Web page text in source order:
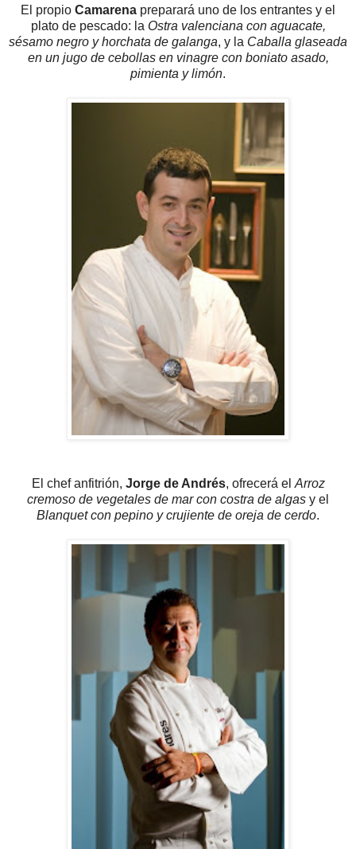
El propio Camarena preparará uno de los entrantes y el
plato de pescado: la Ostra valenciana con aguacate,
sésamo negro y horchata de galanga, y la Caballa glaseada
en un jugo de cebollas en vinagre con boniato asado,
pimienta y limón.
El chef anfitrión, Jorge de Andrés, ofrecerá el Arroz
cremoso de vegetales de mar con costra de algas y el
Blanquet con pepino y crujiente de oreja de cerdo.